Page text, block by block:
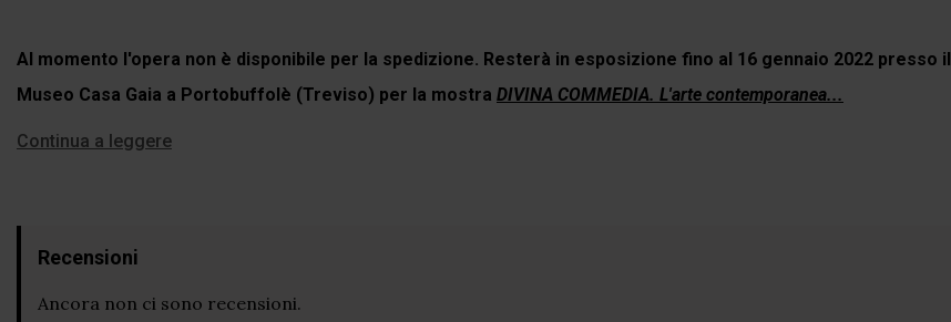
Al momento l'opera non è disponibile per la spedizione. Resterà in esposizione fino al 16 gennaio 2022 presso il
Museo Casa Gaia a Portobuffolè (Treviso) per la mostra DIVINA COMMEDIA. L'arte contemporanea...
Continua a leggere
Recensioni
Ancora non ci sono recensioni.